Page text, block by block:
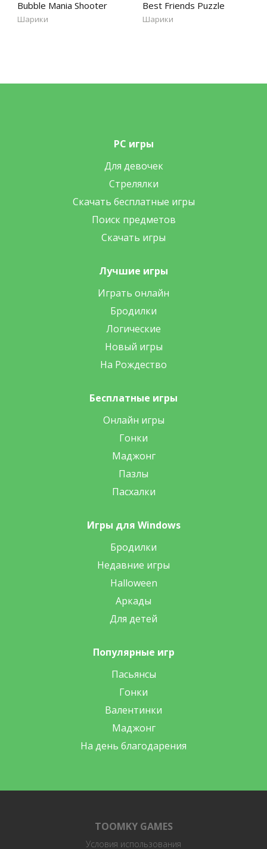
Bubble Mania Shooter
Шарики
Best Friends Puzzle
Шарики
PC игры
Для девочек
Стрелялки
Скачать бесплатные игры
Поиск предметов
Скачать игры
Лучшие игры
Играть онлайн
Бродилки
Логические
Новый игры
На Рождество
Бесплатные игры
Онлайн игры
Гонки
Маджонг
Пазлы
Пасхалки
Игры для Windows
Бродилки
Недавние игры
Halloween
Аркады
Для детей
Популярные игр
Пасьянсы
Гонки
Валентинки
Маджонг
На день благодарения
TOOMKY GAMES
Условия использования